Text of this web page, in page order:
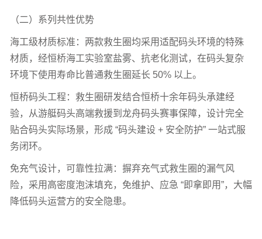
规格：外径 710mm，内径
光条，夜间救援辨识度拉满；
性能：浮力≥14.5KG，可支撑体重250斤内人员，配备固
定挂绳，便于码头固定存放、应急快速取用。
（二）系列共性优势
海工级材质标准：两款救生圈均采用适配码头环境的特殊
环境下使用寿命比普通救生圈延长
50%以上。
恒桥码头工程：救生圈研发结合恒桥十余年码头承建经